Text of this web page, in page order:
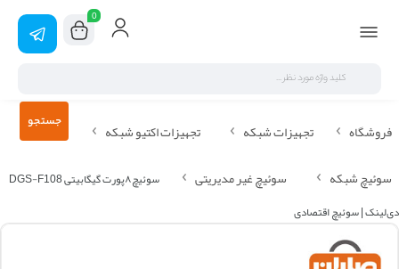
0
جستجو فروشگاه تجهیزات شبکه
تجهیزات اکتیو شبکه
سوئیچ شبکه
سوئیچ غیر مدیریتی
سوئیچ۸پورت گیگابیتی DGS-F108
دی‌لینک | سوئیچ اقتصادی